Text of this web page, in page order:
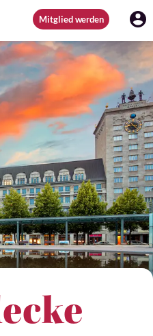
Mitglied werden